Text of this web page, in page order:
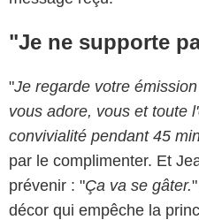
"Je ne supporte
"Je regarde votre
vous adore, vous et toute
convivialité pendant 45
par le complimenter. Et
prévenir : "Ça va se gâter.
décor qui empêche la